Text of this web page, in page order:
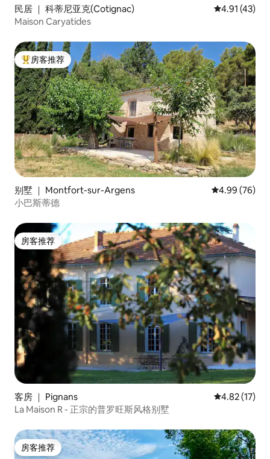
民居 ｜ 科蒂尼亚克(Cotignac) 平均评分
4.91 (43)
Maison Caryatides
热门「房客推荐」
房客推荐
别墅 ｜ Montfort-sur-Argens 平均评分 4.99
4.99 (76)
小巴斯蒂德
房客推荐
房客推荐
客房 ｜ Pignans 平均评分
4.82 (17)
La Maison R - 正宗的普罗旺斯风格别墅
房客推荐
房客推荐